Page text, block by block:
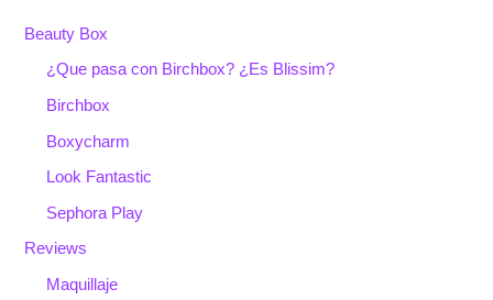
Beauty Box
¿Que pasa con Birchbox? ¿Es Blissim?
Birchbox
Boxycharm
Look Fantastic
Sephora Play
Reviews
Maquillaje